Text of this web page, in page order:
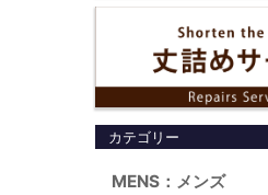
カテゴリー
MENS：メンズ